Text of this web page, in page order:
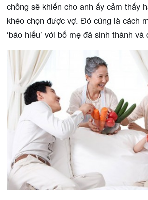
chồng sẽ khiến cho anh ấy cảm thấy
khéo chọn được vợ. Đó cũng là cách
‘báo hiếu’ với bố mẹ đã sinh thành